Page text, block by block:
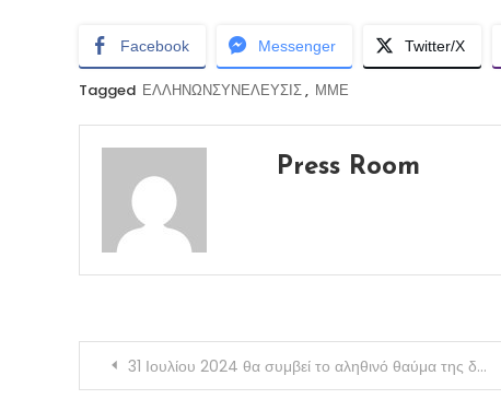
Facebook Messenger Twitter/X
Tagged ΕΛΛΗΝΩΝΣΥΝΕΛΕΥΣΙΣ, ΜΜΕ
Press Room
Πλοήγηση
31 Ιουλίου 2024 θα συμβεί το αληθινό θαύμα της δημιουργίας μας: Η Επιτολή του Σειρίου(ΒΙΝΤΕΟ)